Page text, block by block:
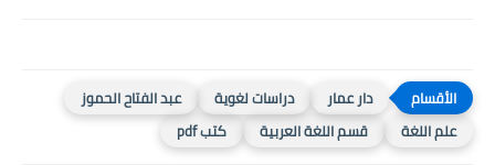
دار عمار دراسات لغوية
عبد الفتاح الحموز
علم اللغة
قسم اللغة العربية كتب pdf